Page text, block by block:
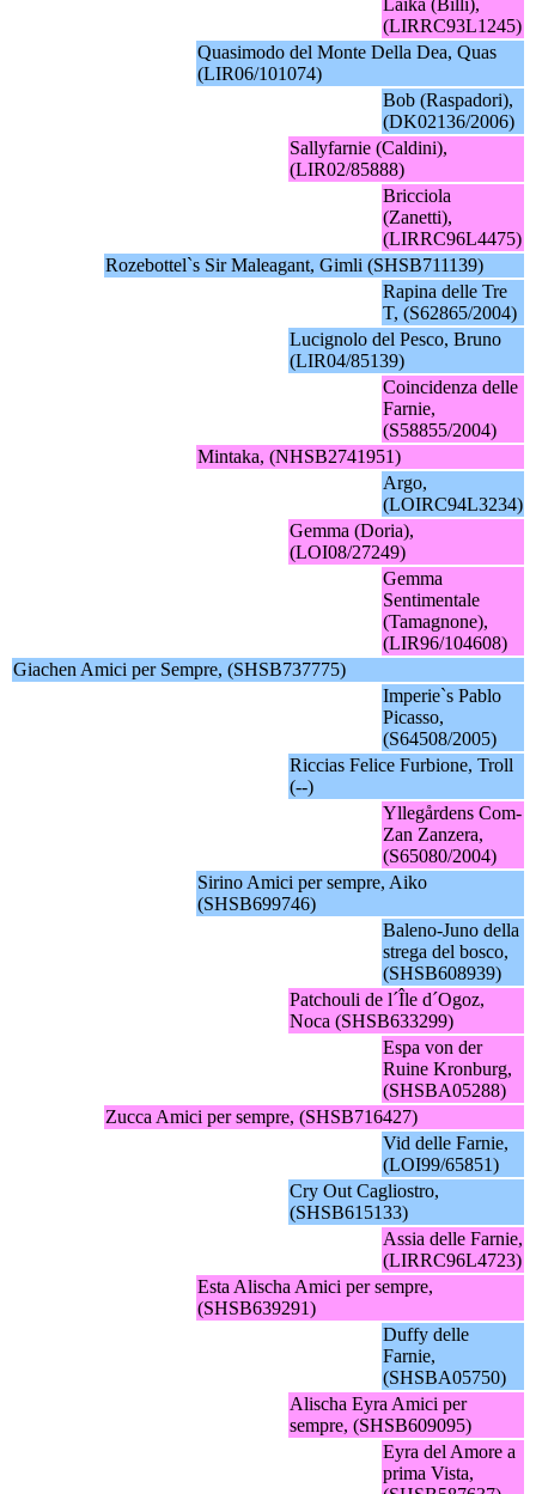
(LIRRC93L1245)
Quasimodo del Monte Della Dea, Quas
(LIR06/101074)
Bob (Raspadori),
(DK02136/2006)
Sallyfarnie (Caldini),
(LIR02/85888)
Bricciola
(Zanetti),
(LIRRC96L4475)
Rozebottel`s Sir Maleagant, Gimli (SHSB711139)
Rapina delle Tre
T, (S62865/2004)
Lucignolo del Pesco, Bruno
(LIR04/85139)
Coincidenza delle
Farnie,
(S58855/2004)
Mintaka, (NHSB2741951)
Argo,
(LOIRC94L3234)
Gemma (Doria),
(LOI08/27249)
Gemma
Sentimentale
(Tamagnone),
(LIR96/104608)
Giachen Amici per Sempre, (SHSB737775)
Imperie`s Pablo
Picasso,
(S64508/2005)
Riccias Felice Furbione, Troll
(--)
Yllegårdens Com-
Zan Zanzera,
(S65080/2004)
Sirino Amici per sempre, Aiko
(SHSB699746)
Baleno-Juno della
strega del bosco,
(SHSB608939)
Patchouli de l´Île d´Ogoz,
Noca (SHSB633299)
Espa von der
Ruine Kronburg,
(SHSBA05288)
Zucca Amici per sempre, (SHSB716427)
Vid delle Farnie,
(LOI99/65851)
Cry Out Cagliostro,
(SHSB615133)
Assia delle Farnie,
(LIRRC96L4723)
Esta Alischa Amici per sempre,
(SHSB639291)
Duffy delle
Farnie,
(SHSBA05750)
Alischa Eyra Amici per
sempre, (SHSB609095)
Eyra del Amore a
prima Vista,